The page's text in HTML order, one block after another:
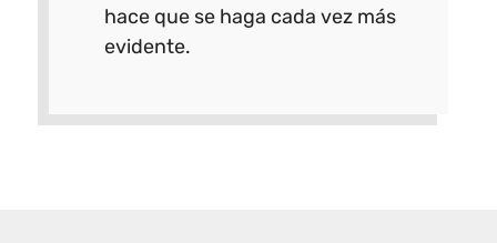
hace que se haga cada vez más
evidente.